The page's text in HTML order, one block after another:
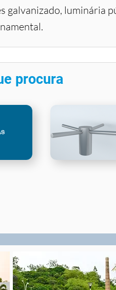
galvanizado, luminária
procura